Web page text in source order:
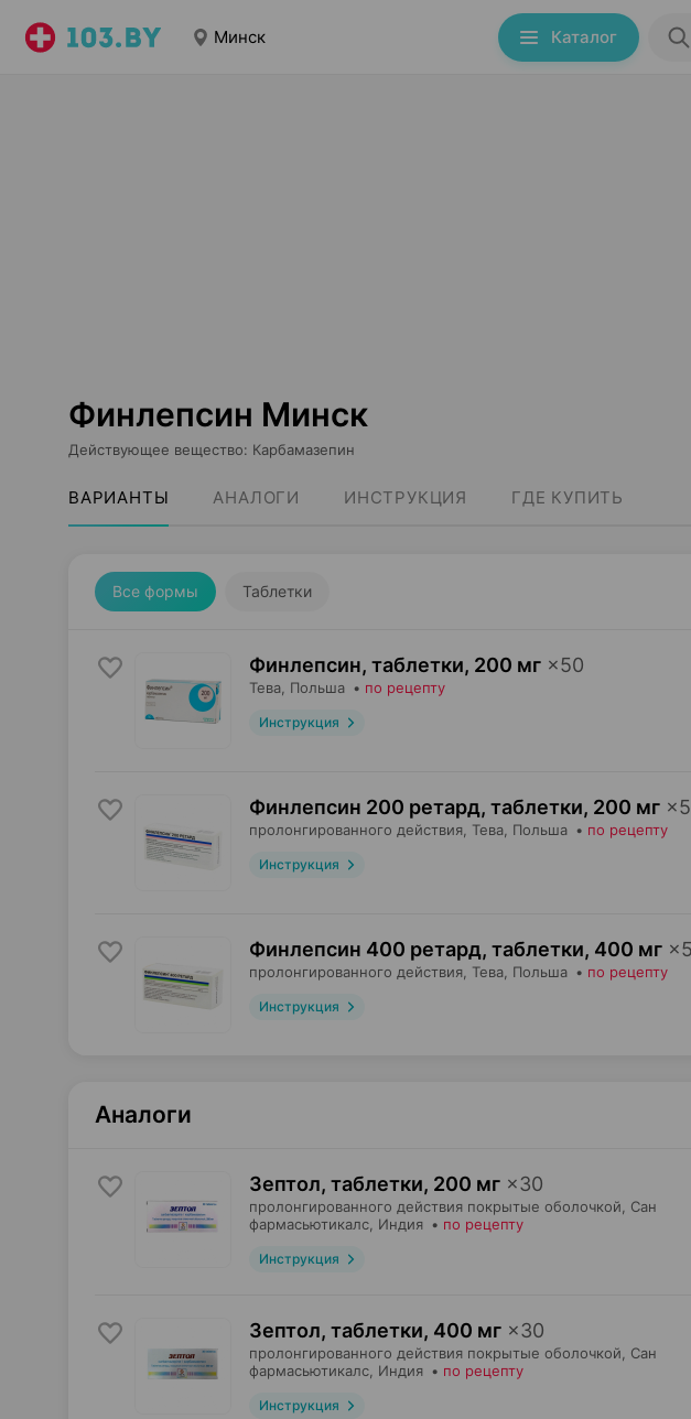
Минск Каталог
Финлепсин Минск
Действующее вещество: Карбамазепин
ВАРИАНТЫ АНАЛОГИ ИНСТРУКЦИЯ ГДЕ КУПИТЬ
Все формы Таблетки
Финлепсин, таблетки, 200 мг ×50
Тева , Польша • по рецепту
Инструкция
Финлепсин 200 ретард, таблетки, 200 мг ×
пролонгированного действия, Тева , Польша • по рецепту
Инструкция
Финлепсин 400 ретард, таблетки, 400 мг ×
пролонгированного действия, Тева , Польша • по рецепту
Инструкция
Аналоги
Зептол, таблетки, 200 мг ×30
пролонгированного действия покрытые оболочкой,
Сан
фармасьютикалс , Индия • по рецепту
Инструкция
Зептол, таблетки, 400 мг ×30
пролонгированного действия покрытые оболочкой,
Сан
фармасьютикалс , Индия • по рецепту
Инструкция